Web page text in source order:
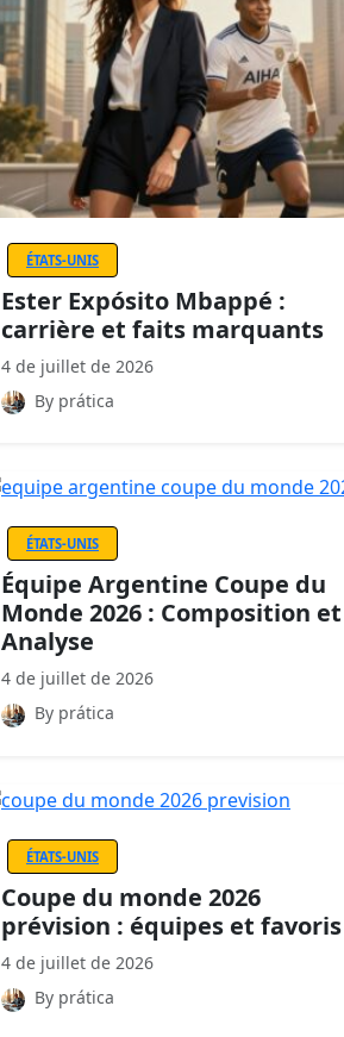
ÉTATS-UNIS
Ester Expósito Mbappé :
carrière et faits marquants
4 de juillet de 2026
By prática
ÉTATS-UNIS
Équipe Argentine Coupe du
Monde 2026 : Composition et
Analyse
4 de juillet de 2026
By prática
ÉTATS-UNIS
Coupe du monde 2026
prévision : équipes et favoris
4 de juillet de 2026
By prática